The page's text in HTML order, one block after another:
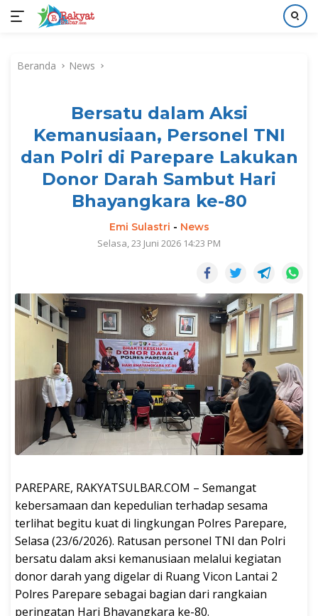
kontenBeranda News
Bersatu dalam Aksi
Kemanusiaan, Personel TNI
dan Polri di Parepare Lakukan
Donor Darah Sambut Hari
Bhayangkara ke-80
Emi Sulastri - News
Selasa, 23 Juni 2026 14:23 PM
PAREPARE, RAKYATSULBAR.COM – Semangat
kebersamaan dan kepedulian terhadap sesama
terlihat begitu kuat di lingkungan Polres Parepare,
Selasa (23/6/2026). Ratusan personel TNI dan Polri
bersatu dalam aksi kemanusiaan melalui kegiatan
donor darah yang digelar di Ruang Vicon Lantai 2
Polres Parepare sebagai bagian dari rangkaian
peringatan Hari Bhayangkara ke-80.